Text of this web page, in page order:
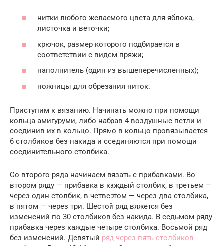
нитки любого желаемого цвета для яблока,
листочка и веточки;
крючок, размер которого подбирается в
соответствии с видом пряжи;
наполнитель (один из вышеперечисленных);
ножницы для обрезания ниток.
Приступим к вязанию. Начинать можно при помощи
кольца амигуруми, либо набрав 4 воздушные петли и
соединив их в кольцо. Прямо в кольцо провязывается
6 столбиков без накида и соединяются при помощи
соединительного столбика.
Со второго ряда начинаем вязать с прибавками. Во
втором ряду — прибавка в каждый столбик, в третьем —
через один столбик, в четвертом — через два столбика,
в пятом — через три. Шестой ряд вяжется без
изменений по 30 столбиков без накида. В седьмом ряду
прибавка через каждые четыре столбика. Восьмой ряд
без изменений. Девятый ряд через пять столбиков